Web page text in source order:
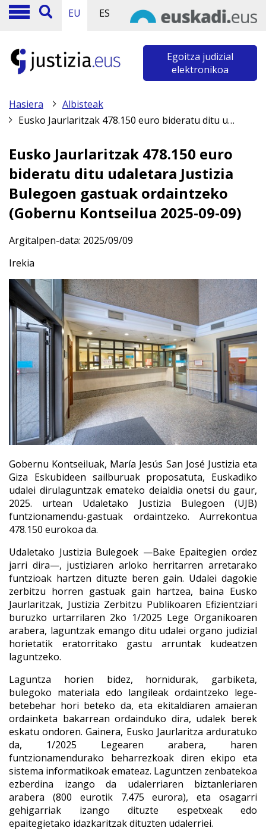
EU ES
Egoitza judizial
elektronikoa
Hasiera
Albisteak
Eusko Jaurlaritzak 478.150 euro bideratu ditu udaletara Justizia Bulegoen gastuak ordaintzeko (Gobernu Kontseilua 2025-09-09)
Eusko Jaurlaritzak 478.150 euro
bideratu ditu udaletara Justizia
Bulegoen gastuak ordaintzeko
(Gobernu Kontseilua 2025-09-09)
Argitalpen-data: 2025/09/09
Irekia
Gobernu Kontseiluak, María Jesús San José Justizia eta
Giza Eskubideen sailburuak proposatuta, Euskadiko
udalei dirulaguntzak emateko deialdia onetsi du gaur,
2025. urtean Udaletako Justizia Bulegoen (UJB)
funtzionamendu-gastuak ordaintzeko. Aurrekontua
478.150 eurokoa da.
Udaletako Justizia Bulegoek —Bake Epaitegien ordez
jarri dira—, justiziaren arloko herritarren arretarako
funtzioak hartzen dituzte beren gain. Udalei dagokie
zerbitzu horren gastuak gain hartzea, baina Eusko
Jaurlaritzak, Justizia Zerbitzu Publikoaren Efizientziari
buruzko urtarrilaren 2ko 1/2025 Lege Organikoaren
arabera, laguntzak emango ditu udalei organo judizial
horietatik eratorritako gastu arruntak kudeatzen
laguntzeko.
Laguntza horien bidez, hornidurak, garbiketa,
bulegoko materiala edo langileak ordaintzeko lege-
betebehar hori beteko da, eta ekitaldiaren amaieran
ordainketa bakarrean ordainduko dira, udalek berek
eskatu ondoren. Gainera, Eusko Jaurlaritza arduratuko
da, 1/2025 Legearen arabera, haren
funtzionamendurako beharrezkoak diren ekipo eta
sistema informatikoak emateaz. Laguntzen zenbatekoa
ezberdina izango da udalerriaren biztanleriaren
arabera (800 eurotik 7.475 eurora), eta osagarri
gehigarriak izango dituzte espetxeak edo
epaitegietako idazkaritzak dituzten udalerriei.